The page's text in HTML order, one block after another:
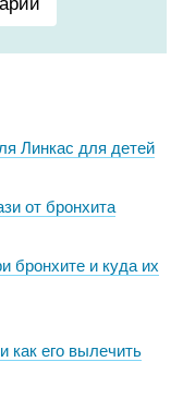
Линкас для детей
от бронхита
бронхите и куда их
как его вылечить